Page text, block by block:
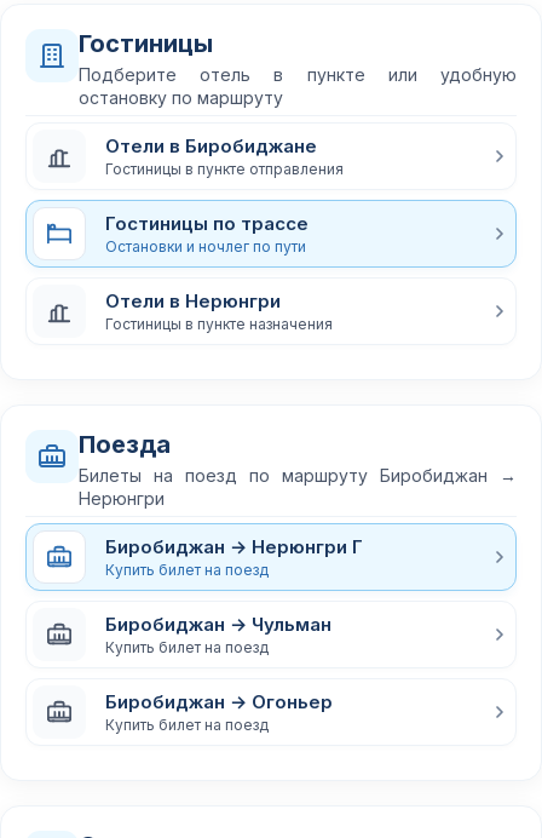
Гостиницы
Подберите отель в пункте или удобную
остановку по маршруту
Отели в Биробиджане
Гостиницы в пункте отправления
Гостиницы по трассе
Остановки и ночлег по пути
Отели в Нерюнгри
Гостиницы в пункте назначения
Поезда
Билеты на поезд по маршруту Биробиджан →
Нерюнгри
Биробиджан → Нерюнгри Г
Купить билет на поезд
Биробиджан → Чульман
Купить билет на поезд
Биробиджан → Огоньер
Купить билет на поезд